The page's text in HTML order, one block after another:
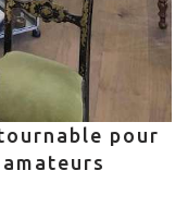
pour